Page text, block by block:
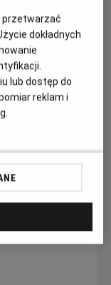
przetwarzać
dokładnych
lub dostęp do
reklam i